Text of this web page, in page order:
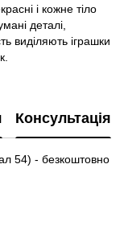
і кожне тіло
деталі,
виділяють іграшки
Консультація
54) - безкоштовно